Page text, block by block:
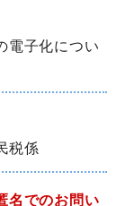
電子化につい
税係
名でのお問い